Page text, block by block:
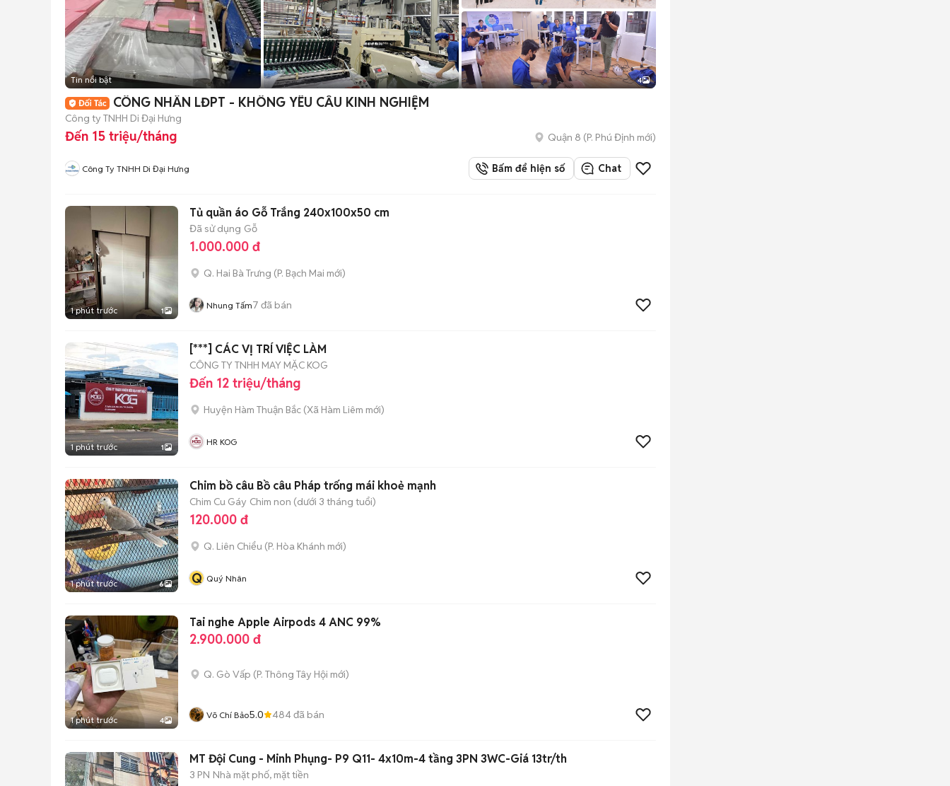
Tin nổi bật 4
CÔNG NHÂN LĐPT - KHÔNG YÊU CẦU KINH NGHIỆM
Công ty TNHH Di Đại Hưng
Đến 15 triệu/tháng Quận 8 (P. Phú Định mới)
Công Ty TNHH Di Đại Hưng Bấm để hiện số Chat
1 phút trước 1
Tủ quần áo Gỗ Trắng 240x100x50 cm
Đã sử dụng Gỗ
1.000.000 đ
Q. Hai Bà Trưng (P. Bạch Mai mới)
Nhung Tấm7 đã bán
1 phút trước 1
[***] CÁC VỊ TRÍ VIỆC LÀM
CÔNG TY TNHH MAY MẶC KOG
Đến 12 triệu/tháng
Huyện Hàm Thuận Bắc (Xã Hàm Liêm mới)
HR KOG
1 phút trước 6
Chim bồ câu Bồ câu Pháp trống mái khoẻ mạnh
Chim Cu Gáy Chim non (dưới 3 tháng tuổi)
120.000 đ
Q. Liên Chiểu (P. Hòa Khánh mới)
Q Quý Nhân
1 phút trước 4
Tai nghe Apple Airpods 4 ANC 99%
2.900.000 đ
Q. Gò Vấp (P. Thông Tây Hội mới)
Võ Chí Bảo5.0 484đã bán
MT Đội Cung - Minh Phụng- P9 Q11- 4x10m-4 tầng 3PN 3WC-Giá 13tr/th
3 PN Nhà mặt phố, mặt tiền